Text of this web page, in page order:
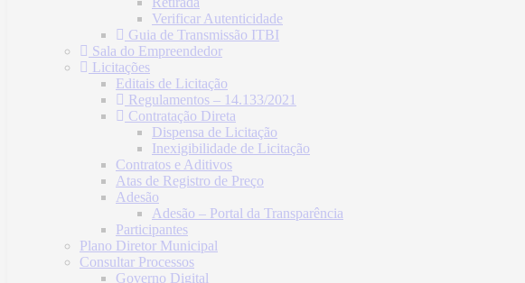
Verificar Autenticidade
Guia de Transmissão ITBI
Sala do Empreendedor
Licitações
Editais de Licitação
Regulamentos – 14.133/2021
Contratação Direta
Dispensa de Licitação
Inexigibilidade de Licitação
Contratos e Aditivos
Atas de Registro de Preço
Adesão
Adesão – Portal da Transparência
Participantes
Plano Diretor Municipal
Consultar Processos
Governo Digital